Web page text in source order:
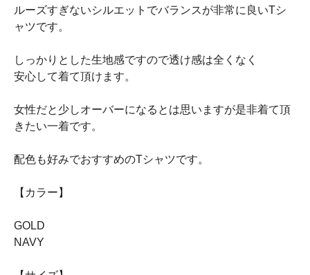
ルーズすぎないシルエットでバランスが非常に良いTシ
ャツです。
しっかりとした生地感ですので透け感は全くなく
安心して着て頂けます。
女性だと少しオーバーになるとは思いますが是非着て頂
きたい一着です。
配色も好みでおすすめのTシャツです。
【カラー】
GOLD
NAVY